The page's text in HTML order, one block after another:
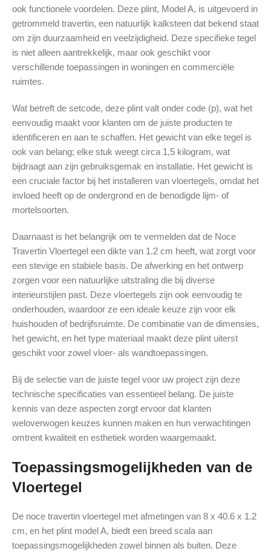
ook functionele voordelen. Deze plint, Model A, is uitgevoerd in
getrommeld travertin, een natuurlijk kalksteen dat bekend staat
om zijn duurzaamheid en veelzijdigheid. Deze specifieke tegel
is niet alleen aantrekkelijk, maar ook geschikt voor
verschillende toepassingen in woningen en commerciële
ruimtes.
Wat betreft de setcode, deze plint valt onder code (p), wat het
eenvoudig maakt voor klanten om de juiste producten te
identificeren en aan te schaffen. Het gewicht van elke tegel is
ook van belang; elke stuk weegt circa 1,5 kilogram, wat
bijdraagt aan zijn gebruiksgemak en installatie. Het gewicht is
een cruciale factor bij het installeren van vloertegels, omdat het
invloed heeft op de ondergrond en de benodigde lijm- of
mortelsoorten.
Daarnaast is het belangrijk om te vermelden dat de Noce
Travertin Vloertegel een dikte van 1.2 cm heeft, wat zorgt voor
een stevige en stabiele basis. De afwerking en het ontwerp
zorgen voor een natuurlijke uitstraling die bij diverse
interieurstijlen past. Deze vloertegels zijn ook eenvoudig te
onderhouden, waardoor ze een ideale keuze zijn voor elk
huishouden of bedrijfsruimte. De combinatie van de dimensies,
het gewicht, en het type materiaal maakt deze plint uiterst
geschikt voor zowel vloer- als wandtoepassingen.
Bij de selectie van de juiste tegel voor uw project zijn deze
technische specificaties van essentieel belang. De juiste
kennis van deze aspecten zorgt ervoor dat klanten
weloverwogen keuzes kunnen maken en hun verwachtingen
omtrent kwaliteit en esthetiek worden waargemaakt.
Toepassingsmogelijkheden van de
Vloertegel
De noce travertin vloertegel met afmetingen van 8 x 40.6 x 1.2
cm, en het plint model A, biedt een breed scala aan
toepassingsmogelijkheden zowel binnen als buiten. Deze